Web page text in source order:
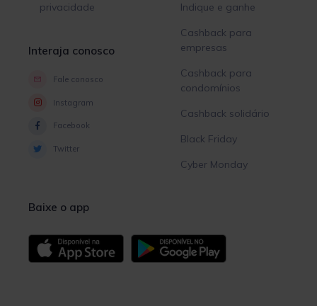
privacidade
Interaja conosco
Fale conosco
Instagram
Facebook
Twitter
Indique e ganhe
Cashback para
empresas
Cashback para
condomínios
Cashback solidário
Black Friday
Cyber Monday
Baixe o app